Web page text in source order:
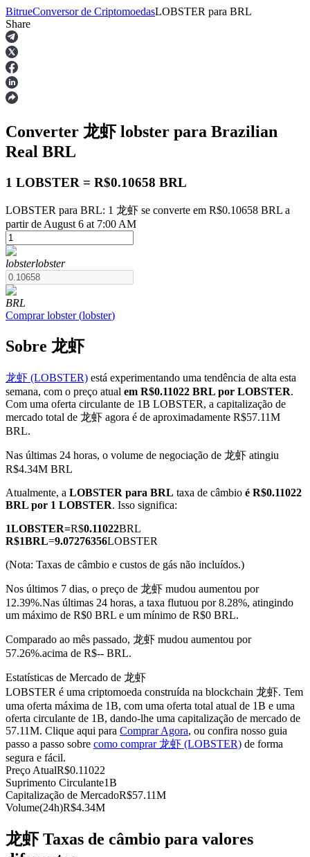
Futuros
Futuros de USDT
Futuros usando USDT como garantia
Futuros COIN-M
Futuros de criptomoeda
Derivativos de ações, câmbio, metais preciosos e commodities
Futuros de USDC
Futuros usando USDC como garantia
Copiar Trading
Junte-se aos principais traders
BitrueConversor de CriptomoedasLOBSTER para BRL
Share
Converter 龙虾lobster para Brazilian
Real BRL
1 LOBSTER = R$0.10658 BRL
LOBSTER para BRL: 1 龙虾 se converte em R$0.10658 BRL a
partir de August 6 at 7:00 AM
lobsterlobster
BRL
Comprar lobster(lobster)
Sobre 龙虾
龙虾 (LOBSTER) está experimentando uma tendência de alta esta
semana, com o preço atual em R$0.11022 BRL por LOBSTER.
Com uma oferta circulante de 1B LOBSTER, a capitalização de
mercado total de 龙虾 agora é de aproximadamente R$57.11M
BRL.
Nas últimas 24 horas, o volume de negociação de 龙虾 atingiu
R$4.34M BRL
Atualmente, a LOBSTER para BRL taxa de câmbio é R$0.11022
BRL por 1 LOBSTER. Isso significa:
1LOBSTER=R$0.11022BRL
R$1BRL=9.07276356LOBSTER
(Nota: Taxas de câmbio e custos de gás não incluídos.)
Nos últimos 7 dias, o preço de 龙虾 mudou aumentou por
12.39%.Nas últimas 24 horas, a taxa flutuou por 8.28%, atingindo
um máximo de R$0 BRL e um mínimo de R$0 BRL.
Comparado ao mês passado, 龙虾 mudou aumentou por
57.26%.acima de R$-- BRL.
Estatísticas de Mercado de 龙虾
LOBSTER é uma criptomoeda construída na blockchain 龙虾. Tem
uma oferta máxima de 1B, com uma oferta total atual de 1B e uma
oferta circulante de 1B, dando-lhe uma capitalização de mercado de
57.11M. Clique aqui para Comprar Agora, ou confira nosso guia
passo a passo sobre como comprar 龙虾 (LOBSTER) de forma
segura e fácil.
Preço AtualR$0.11022
Suprimento Circulante1B
Capitalização de MercadoR$57.11M
Volume(24h)R$4.34M
龙虾 Taxas de câmbio para valores